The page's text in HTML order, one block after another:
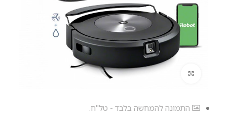
לחץ להגדלה
התמונה להמחשה בלבד - טל"ח.